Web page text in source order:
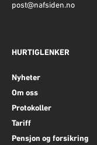
post@nafsiden.no
HURTIGLENKER
Nyheter
Om oss
Protokoller
Tariff
Pensjon og forsikring